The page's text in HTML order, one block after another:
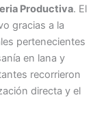
Productiva. El
gracias a la
pertenecientes
en lana y
recorrieron
directa y el